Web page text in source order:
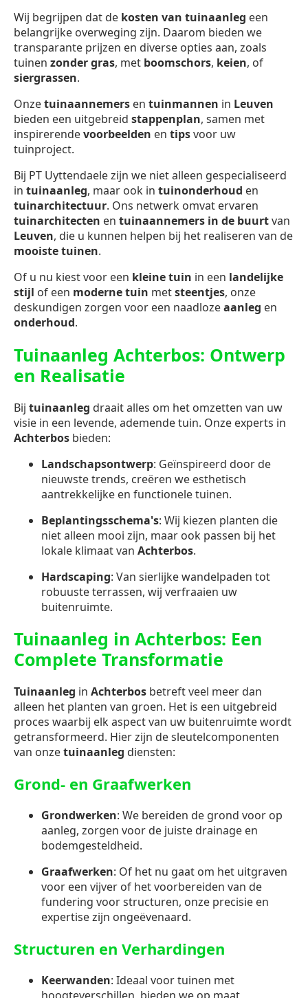
Wij begrijpen dat de kosten van tuinaanleg een
belangrijke overweging zijn. Daarom bieden we
transparante prijzen en diverse opties aan, zoals
tuinen zonder gras, met boomschors, keien, of
siergrassen.
Onzetuinaannemers en tuinmannen in Leuven
bieden een uitgebreid stappenplan, samen met
inspirerendevoorbeelden en tipsvoor uw
tuinproject.
Bij PT Uyttendaele zijn we niet alleen gespecialiseerd
in tuinaanleg, maar ook in tuinonderhoud en
tuinarchitectuur. Ons netwerk omvat ervaren
tuinarchitecten en tuinaannemers in de buurtvan
Leuven, die u kunnen helpen bij het realiseren van de
mooiste tuinen.
Of u nu kiest voor een kleine tuin in een landelijke
stijl of een moderne tuin metsteentjes, onze
deskundigen zorgen voor een naadlozeaanleg en
onderhoud.
Tuinaanleg Achterbos: Ontwerp
en Realisatie
Bij tuinaanleg draait alles om het omzetten van uw
visie in een levende, ademende tuin. Onze experts in
Achterbos bieden:
Landschapsontwerp: Geïnspireerd door de
nieuwste trends, creëren we esthetisch
aantrekkelijke en functionele tuinen.
Beplantingsschema's: Wij kiezen planten die
niet alleen mooi zijn, maar ook passen bij het
lokale klimaat van Achterbos.
Hardscaping: Van sierlijke wandelpaden tot
robuuste terrassen, wij verfraaien uw
buitenruimte.
Tuinaanleg in Achterbos: Een
Complete Transformatie
Tuinaanleg in Achterbos betreft veel meer dan
alleen het planten van groen. Het is een uitgebreid
proces waarbij elk aspect van uw buitenruimte wordt
getransformeerd. Hier zijn de sleutelcomponenten
van onzetuinaanleg diensten:
Grond- en Graafwerken
Grondwerken: We bereiden de grond voor op
aanleg, zorgen voor de juiste drainage en
bodemgesteldheid.
Graafwerken: Of het nu gaat om het uitgraven
voor een vijver of het voorbereiden van de
fundering voor structuren, onze precisie en
expertise zijn ongeëvenaard.
Structuren en Verhardingen
Keerwanden: Ideaal voor tuinen met